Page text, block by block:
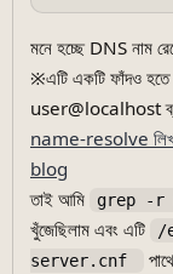
মনে হচ্ছে DNS নাম
※এটি একটি ফাঁদও
user@localhost
name-resolve
blog
তাই আমি
grep -r
খুঁজেছিলাম এবং এটি
/
server.cnf